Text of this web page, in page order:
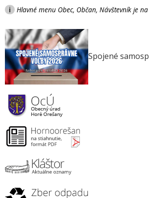
i Hlavné menu Obec, Občan, Návštevník je
Spojené